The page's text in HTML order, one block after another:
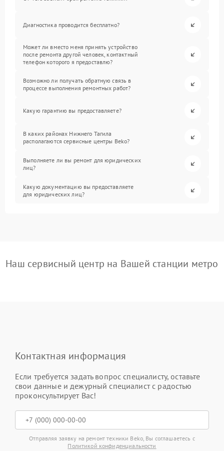
Диагностика проводится бесплатно?
Может ли вместо меня принять устройство
после ремонта другой человек, контактный
телефон которого я предоставлю?
Возможно ли получать обратную связь в
процессе выполнения ремонтных работ?
Какую гарантию вы предоставляете?
В каких районах Нижнего Тагила
располагаются сервисные центры Beko?
Выполняете ли вы ремонт для юридических
лиц?
Какую документацию вы предоставляете
для юридических лиц?
Наш сервисный центр на Вашей станции метро
Контактная информация
Если требуется задать вопрос специалисту, оставьте
свои данные и дежурный специалист с радостью
проконсультирует Вас!
Отправляя заявку на ремонт техники Beko, Вы соглашаетесь с
Политикой конфиденциальности